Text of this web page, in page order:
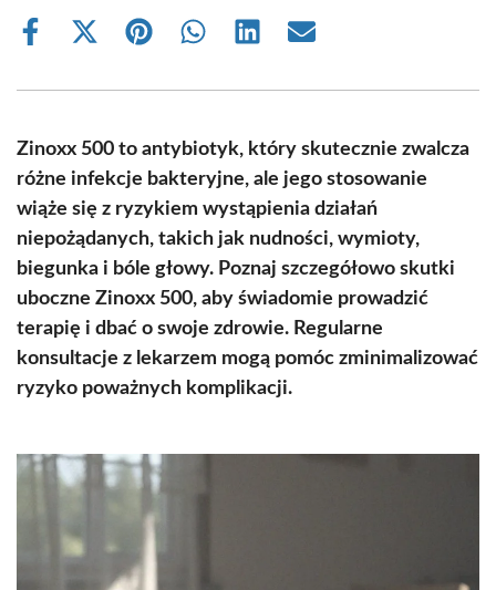
Share
Share
(Twitter)
Share Share Share Share
Zinoxx 500 to antybiotyk, który skutecznie zwalcza
różne infekcje bakteryjne, ale jego stosowanie
wiąże się z ryzykiem wystąpienia działań
niepożądanych, takich jak nudności, wymioty,
biegunka i bóle głowy. Poznaj szczegółowo skutki
uboczne Zinoxx 500, aby świadomie prowadzić
terapię i dbać o swoje zdrowie. Regularne
konsultacje z lekarzem mogą pomóc zminimalizować
ryzyko poważnych komplikacji.